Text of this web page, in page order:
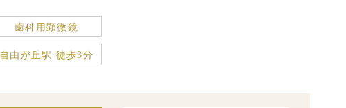
歯科用顕微鏡
自由が丘駅 徒歩3分